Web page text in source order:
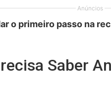
Anúncios
o primeiro passo na
Saber